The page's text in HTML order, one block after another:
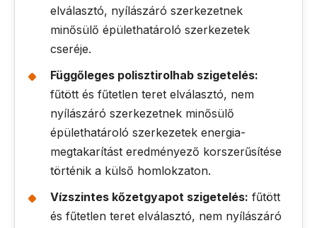
elválasztó, nyílászáró szerkezetnek
minősülő épülethatároló szerkezetek
cseréje.
Függőleges polisztirolhab szigetelés:
fűtött és fűtetlen teret elválasztó, nem
nyílászáró szerkezetnek minősülő
épülethatároló szerkezetek energia-
megtakarítást eredményező korszerűsítése
történik a külső homlokzaton.
Vízszintes kőzetgyapot szigetelés: fűtött
és fűtetlen teret elválasztó, nem nyílászáró